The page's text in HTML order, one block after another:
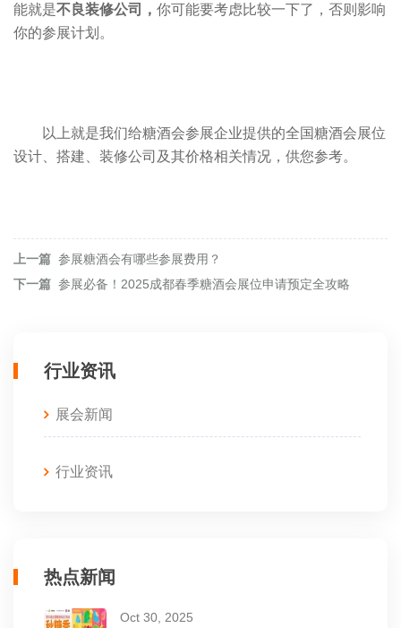
能就是不良装修公司， 你可能要考虑比较一下了，否则影响
你的参展计划。
以上就是我们给糖酒会参展企业提供的全国糖酒会展位
设计、搭建、装修公司及其价格相关情况，供您参考。
上一篇 参展糖酒会有哪些参展费用？
下一篇 参展必备！2025成都春季糖酒会展位申请预定全攻略
行业资讯
展会新闻
行业资讯
热点新闻
Oct 30, 2025